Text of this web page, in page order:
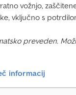
vožnjo,
vključno s
preveden.
informacij